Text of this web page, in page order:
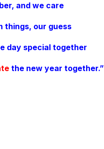
and we care
things, our guess
day specialtogether
the new year together.”